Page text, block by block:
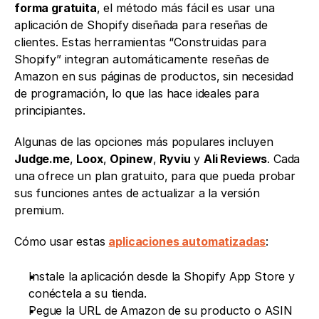
forma gratuita, el método más fácil es usar una
aplicación de Shopify diseñada para reseñas de
clientes. Estas herramientas “Construidas para
Shopify” integran automáticamente reseñas de
Amazon en sus páginas de productos, sin necesidad
de programación, lo que las hace ideales para
principiantes.
Algunas de las opciones más populares incluyen
Judge.me, Loox, Opinew, Ryviu y Ali Reviews. Cada
una ofrece un plan gratuito, para que pueda probar
sus funciones antes de actualizar a la versión
premium.
Cómo usar estas aplicaciones automatizadas:
Instale la aplicación desde la Shopify App Store y
conéctela a su tienda.
Pegue la URL de Amazon de su producto o ASIN